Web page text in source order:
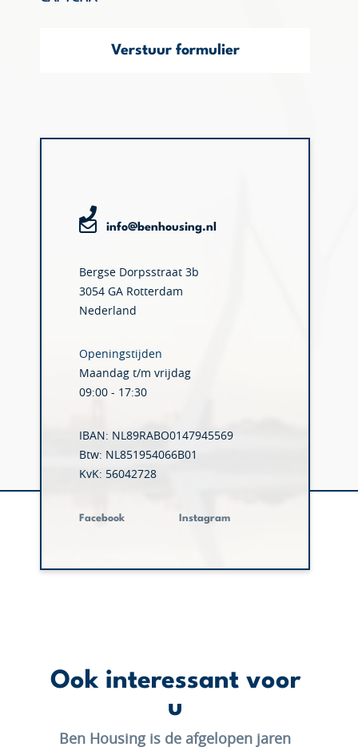
Verstuur formulier
info@benhousing.nl
Bergse Dorpsstraat 3b
3054 GA Rotterdam
Nederland
Openingstijden
Maandag t/m vrijdag
09:00 - 17:30
IBAN: NL89RABO0147945569
Btw: NL851954066B01
KvK: 56042728
Facebook Instagram
Ook interessant voor
u
Ben Housing is de afgelopen jaren